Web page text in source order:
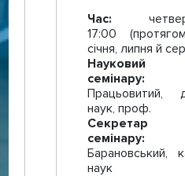
Час:
17:00
січня, липня й
Науковий
семінару:
Працьовитий,
наук, проф.
Секретар
семінару:
Барановський,
наук